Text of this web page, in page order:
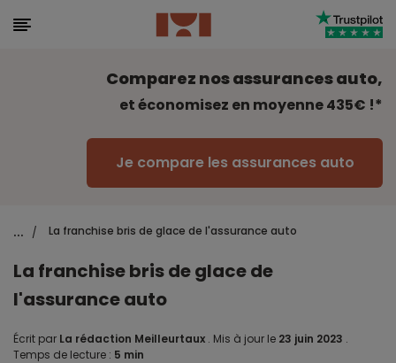
Comparez nos assurances auto,
et économisez en moyenne 435€ !*
Je compare les assurances auto
... / La franchise bris de glace de l'assurance auto
La franchise bris de glace de
l'assurance auto
Écrit par La rédaction Meilleurtaux . Mis à jour le 23 juin 2023 .
Temps de lecture : 5 min